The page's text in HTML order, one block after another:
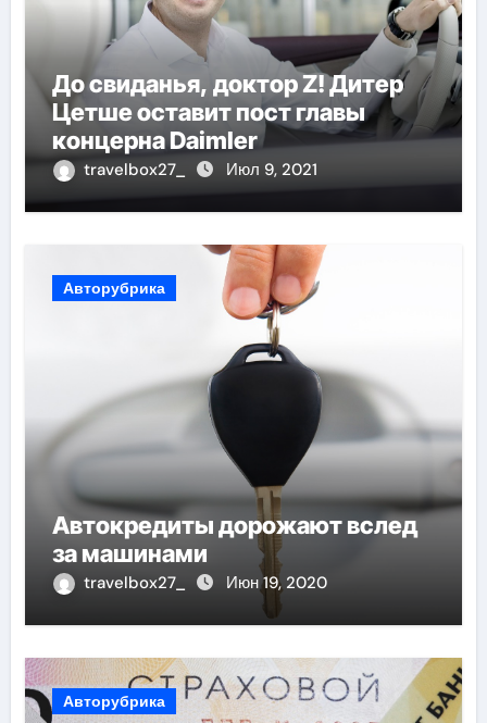
До свиданья, доктор Z! Дитер
Цетше оставит пост главы
концерна Daimler
travelbox27_ Июл 9, 2021
Авторубрика
Автокредиты дорожают вслед
за машинами
travelbox27_ Июн 19, 2020
Авторубрика